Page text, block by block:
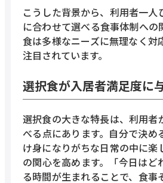
こうした背景から、利用者一人
に合わせて選べる食事体制への
食は多様なニーズに無理なく対
注目されています。
選択食が入居者満足度に
選択食の大きな特長は、利用者
べる点にあります。自分で決め
け身になりがちな日常の中に楽
の関心を高めます。「今日はど
る時間が生まれることで、食事